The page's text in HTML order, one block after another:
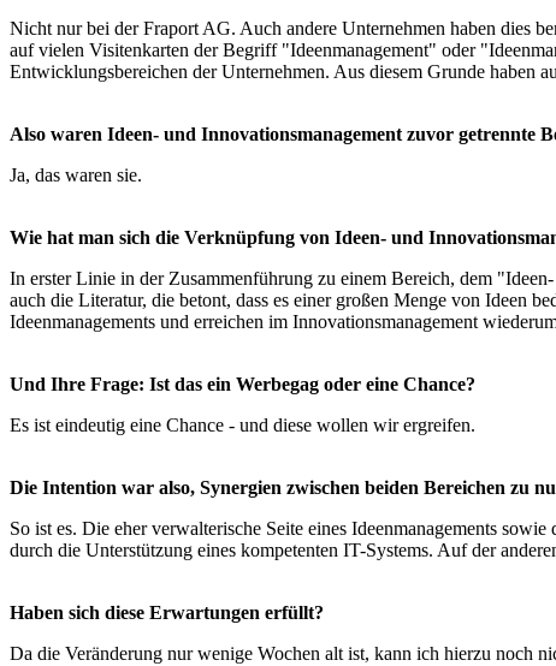
Nicht nur bei der Fraport AG. Auch andere Unternehmen haben dies
auf vielen Visitenkarten der Begriff "Ideenmanagement" oder
Entwicklungsbereichen der Unternehmen. Aus diesem Grunde
Also waren Ideen- und Innovationsmanagement zuvor getrennte
Ja, das waren sie.
Wie hat man sich die Verknüpfung von Ideen- und
In erster Linie in der Zusammenführung zu einem Bereich, dem
auch die Literatur, die betont, dass es einer großen Menge von Ideen
Ideenmanagements und erreichen im Innovationsmanagement
Und Ihre Frage: Ist das ein Werbegag oder eine Chance?
Es ist eindeutig eine Chance - und diese wollen wir ergreifen.
Die Intention war also, Synergien zwischen beiden Bereichen zu
So ist es. Die eher verwalterische Seite eines Ideenmanagements
durch die Unterstützung eines kompetenten IT-Systems. Auf der
Haben sich diese Erwartungen erfüllt?
Da die Veränderung nur wenige Wochen alt ist, kann ich hierzu noch